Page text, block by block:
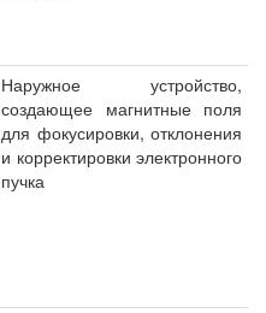
Наружное устройство,
создающее магнитные поля
для фокусировки, отклонения
и корректировки электронного
пучка